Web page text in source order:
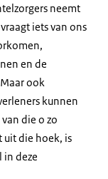
neemt
iets van ons
en de
ook
kunnen
die o zo
uit die hoek, is
in deze